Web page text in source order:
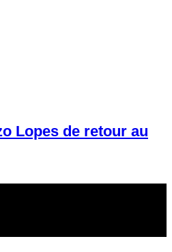
Lopes de retour au